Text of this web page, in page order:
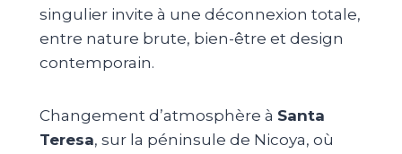
singulier invite à une déconnexion totale,
entre nature brute, bien-être et design
contemporain.
Changement d’atmosphère à Santa
Teresa, sur la péninsule de Nicoya, où